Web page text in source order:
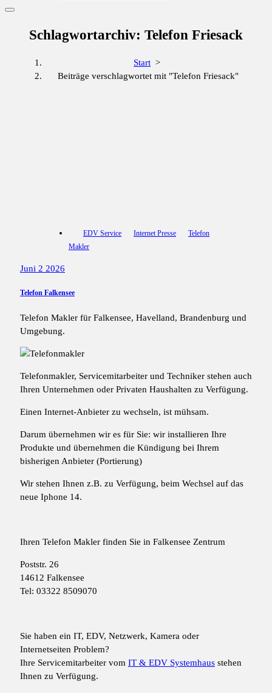
Schlagwortarchiv: Telefon Friesack
Start >
Beiträge verschlagwortet mit "Telefon Friesack"
EDV Service Internet Presse
Telefon
Makler
Juni 2 2026
Telefon Falkensee
Telefon Makler für Falkensee, Havelland, Brandenburg und
Umgebung.
Telefonmakler, Servicemitarbeiter und Techniker stehen auch
Ihren Unternehmen oder Privaten Haushalten zu Verfügung.
Einen Internet-Anbieter zu wechseln, ist mühsam.
Darum übernehmen wir es für Sie: wir installieren Ihre
Produkte und übernehmen die Kündigung bei Ihrem
bisherigen Anbieter (Portierung)
Wir stehen Ihnen z.B. zu Verfügung, beim Wechsel auf das
neue Iphone 14.
Ihren Telefon Makler finden Sie in Falkensee Zentrum
Poststr. 26
14612 Falkensee
Tel: 03322 8509070
Sie haben ein IT, EDV, Netzwerk, Kamera oder
Internetseiten Problem?
Ihre Servicemitarbeiter vom IT & EDV Systemhaus stehen
Ihnen zu Verfügung.